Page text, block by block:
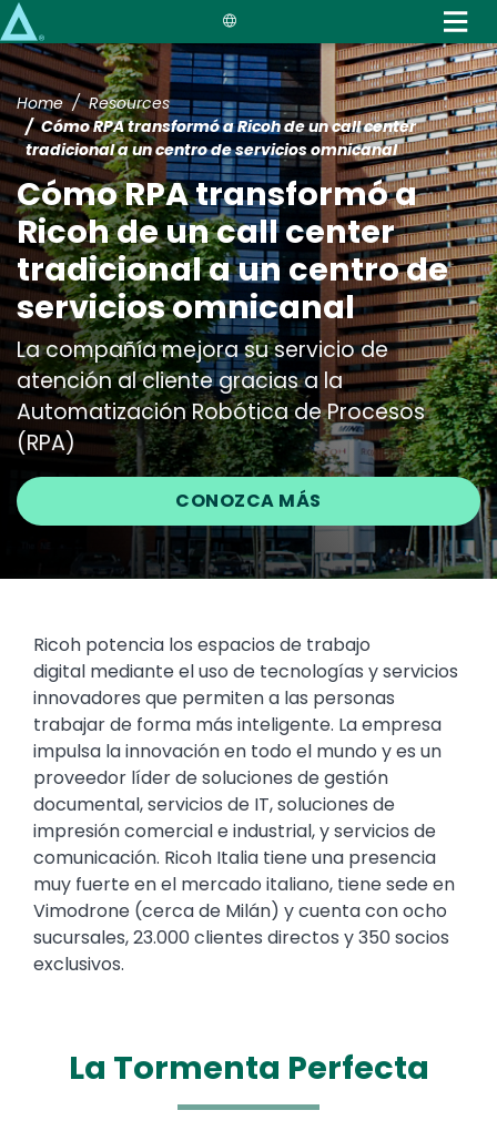
to
main
content
Home
Resources
Cómo RPA transformó a Ricoh de un call center
tradicional a un centro de servicios omnicanal
Cómo RPA transformó a
Ricoh de un call center
tradicional a un centro de
servicios omnicanal
La compañía mejora su servicio de
atención al cliente gracias a la
Automatización Robótica de Procesos
(RPA)
CONOZCA MÁS
Ricoh potencia los espacios de trabajo
digital mediante el uso de tecnologías y servicios
innovadores que permiten a las personas
trabajar de forma más inteligente. La empresa
impulsa la innovación en todo el mundo y es un
proveedor líder de soluciones de gestión
documental, servicios de IT, soluciones de
impresión comercial e industrial, y servicios de
comunicación. Ricoh Italia tiene una presencia
muy fuerte en el mercado italiano, tiene sede en
Vimodrone (cerca de Milán) y cuenta con ocho
sucursales, 23.000 clientes directos y 350 socios
exclusivos.
La Tormenta Perfecta